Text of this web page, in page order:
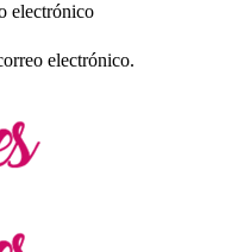
electrónico
electrónico.